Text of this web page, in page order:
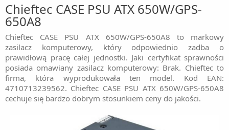
Chieftec CASE PSU ATX 650W/GPS-
650A8
Chieftec CASE PSU ATX 650W/GPS-650A8 to markowy
zasilacz komputerowy, który odpowiednio zadba o
prawidłową pracę całej jednostki. Jaki certyfikat sprawności
posiada omawiany zasilacz komputerowy: Brak. Chieftec to
firma, która wyprodukowała ten model. Kod EAN:
4710713239562. Chieftec CASE PSU ATX 650W/GPS-650A8
cechuje się bardzo dobrym stosunkiem ceny do jakości.